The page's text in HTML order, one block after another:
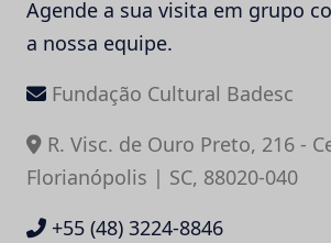
Agende a sua visita em grupo
a nossa equipe.
Fundação Cultural Badesc
R. Visc. de Ouro Preto, 216 -
Florianópolis | SC, 88020-040
+55 (48) 3224-8846